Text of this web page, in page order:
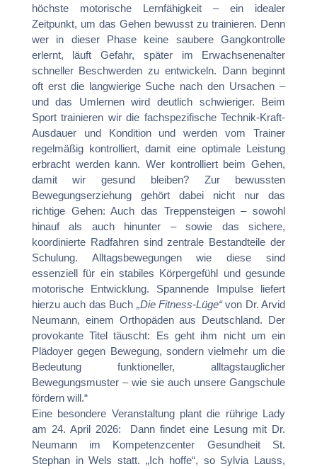
höchste motorische Lernfähigkeit – ein idealer
Zeitpunkt, um das Gehen bewusst zu trainieren. Denn
wer in dieser Phase keine saubere Gangkontrolle
erlernt, läuft Gefahr, später im Erwachsenenalter
schneller Beschwerden zu entwickeln. Dann beginnt
oft erst die langwierige Suche nach den Ursachen –
und das Umlernen wird deutlich schwieriger. Beim
Sport trainieren wir die fachspezifische Technik-Kraft-
Ausdauer und Kondition und werden vom Trainer
regelmäßig kontrolliert, damit eine optimale Leistung
erbracht werden kann. Wer kontrolliert beim Gehen,
damit wir gesund bleiben? Zur bewussten
Bewegungserziehung gehört dabei nicht nur das
richtige Gehen: Auch das Treppensteigen – sowohl
hinauf als auch hinunter – sowie das sichere,
koordinierte Radfahren sind zentrale Bestandteile der
Schulung. Alltagsbewegungen wie diese sind
essenziell für ein stabiles Körpergefühl und gesunde
motorische Entwicklung. Spannende Impulse liefert
hierzu auch das Buch „Die Fitness-Lüge“von Dr. Arvid
Neumann, einem Orthopäden aus Deutschland. Der
provokante Titel täuscht: Es geht ihm nicht um ein
Plädoyer gegen Bewegung, sondern vielmehr um die
Bedeutung funktioneller, alltagstauglicher
Bewegungsmuster – wie sie auch unsere Gangschule
fördern will.“
Eine besondere Veranstaltung plant die rührige Lady
am 24. April 2026: Dann findet eine Lesung mit Dr.
Neumann im Kompetenzcenter Gesundheit St.
Stephan in Wels statt. „Ich hoffe“, so Sylvia Lauss,